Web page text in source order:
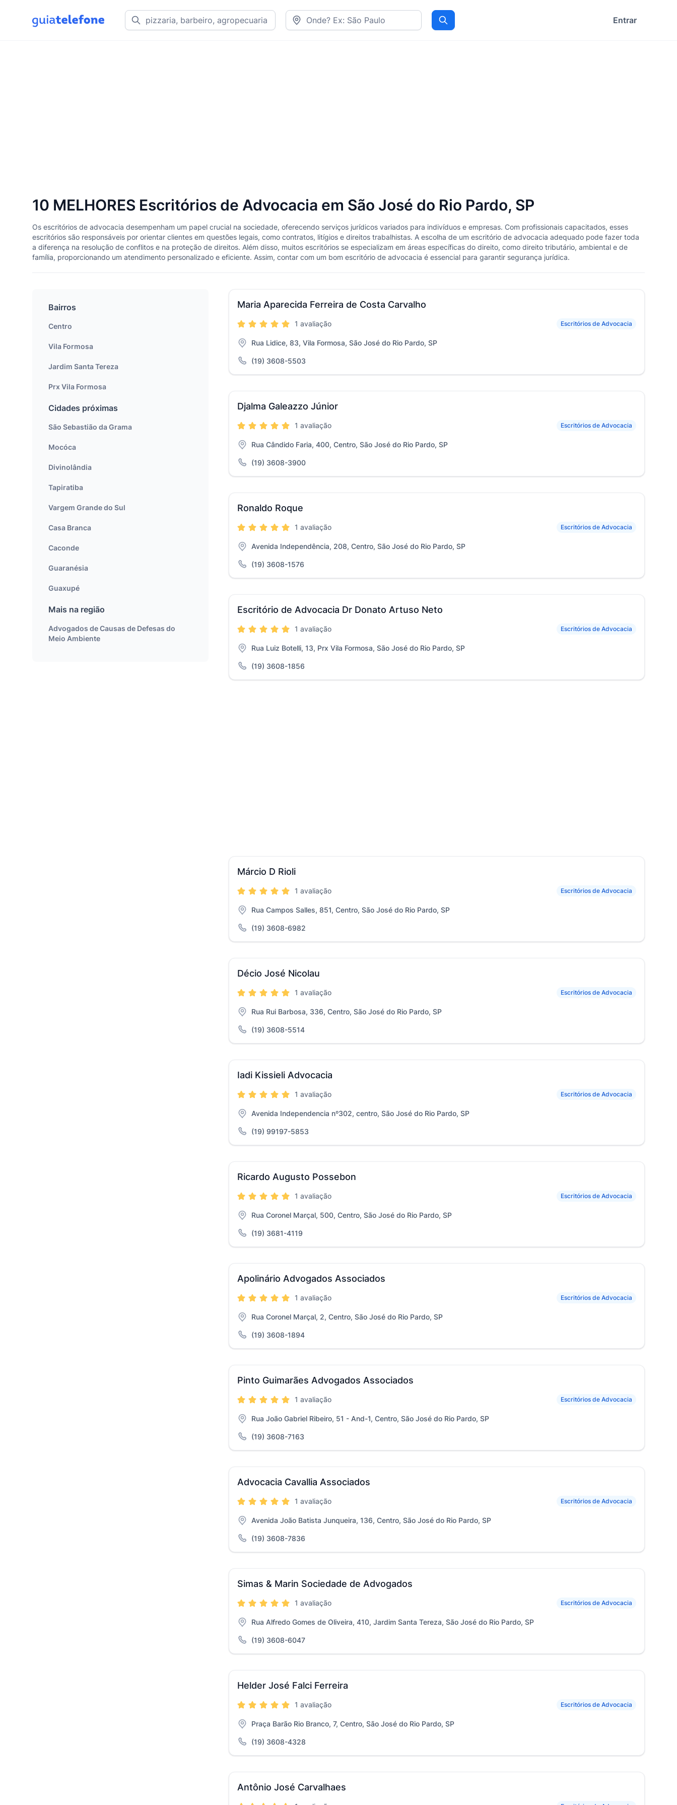
Procurar Entrar
10 MELHORES Escritórios de Advocacia em São José do Rio Pardo, SP
Os escritórios de advocacia desempenham um papel crucial na sociedade, oferecendo serviços jurídicos variados para indivíduos e empresas. Com profissionais capacitados, esses
escritórios são responsáveis por orientar clientes em questões legais, como contratos, litígios e direitos trabalhistas. A escolha de um escritório de advocacia adequado pode fazer toda
a diferença na resolução de conflitos e na proteção de direitos. Além disso, muitos escritórios se especializam em áreas específicas do direito, como direito tributário, ambiental e de
família, proporcionando um atendimento personalizado e eficiente. Assim, contar com um bom escritório de advocacia é essencial para garantir segurança jurídica.
Maria Aparecida Ferreira de Costa Carvalho
Escritórios de Advocacia
1 avaliação
Rua Lidice, 83, Vila Formosa, São José do Rio Pardo, SP
(19) 3608-5503
Djalma Galeazzo Júnior
Escritórios de Advocacia
1 avaliação
Rua Cândido Faria, 400, Centro, São José do Rio Pardo, SP
(19) 3608-3900
Ronaldo Roque
Escritórios de Advocacia
1 avaliação
Avenida Independência, 208, Centro, São José do Rio Pardo, SP
(19) 3608-1576
Escritório de Advocacia Dr Donato Artuso Neto
Escritórios de Advocacia
1 avaliação
Rua Luiz Botelli, 13, Prx Vila Formosa, São José do Rio Pardo, SP
(19) 3608-1856
Márcio D Rioli
Escritórios de Advocacia
1 avaliação
Rua Campos Salles, 851, Centro, São José do Rio Pardo, SP
(19) 3608-6982
Décio José Nicolau
Escritórios de Advocacia
1 avaliação
Rua Rui Barbosa, 336, Centro, São José do Rio Pardo, SP
(19) 3608-5514
Iadi Kissieli Advocacia
Escritórios de Advocacia
1 avaliação
Avenida Independencia nº302, centro, São José do Rio Pardo, SP
(19) 99197-5853
Ricardo Augusto Possebon
Escritórios de Advocacia
1 avaliação
Rua Coronel Marçal, 500, Centro, São José do Rio Pardo, SP
(19) 3681-4119
Apolinário Advogados Associados
Escritórios de Advocacia
1 avaliação
Rua Coronel Marçal, 2, Centro, São José do Rio Pardo, SP
(19) 3608-1894
Pinto Guimarães Advogados Associados
Escritórios de Advocacia
1 avaliação
Rua João Gabriel Ribeiro, 51 - And-1, Centro, São José do Rio Pardo, SP
(19) 3608-7163
Advocacia Cavallia Associados
Escritórios de Advocacia
1 avaliação
Avenida João Batista Junqueira, 136, Centro, São José do Rio Pardo, SP
(19) 3608-7836
Simas & Marin Sociedade de Advogados
Escritórios de Advocacia
1 avaliação
Rua Alfredo Gomes de Oliveira, 410, Jardim Santa Tereza, São José do Rio Pardo, SP
(19) 3608-6047
Helder José Falci Ferreira
Escritórios de Advocacia
1 avaliação
Praça Barão Rio Branco, 7, Centro, São José do Rio Pardo, SP
(19) 3608-4328
Antônio José Carvalhaes
Bairros
Centro
Vila Formosa
Jardim Santa Tereza
Prx Vila Formosa
Cidades próximas
São Sebastião da Grama
Mocóca
Divinolândia
Tapiratiba
Vargem Grande do Sul
Casa Branca
Caconde
Guaranésia
Guaxupé
Mais na região
Advogados de Causas de Defesas do
Meio Ambiente